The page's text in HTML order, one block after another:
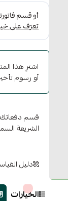
اشترِ هذا
أو رسوم
الشريعة
دليل
الخيارات